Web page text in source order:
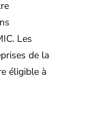
Les
de la
éligible à